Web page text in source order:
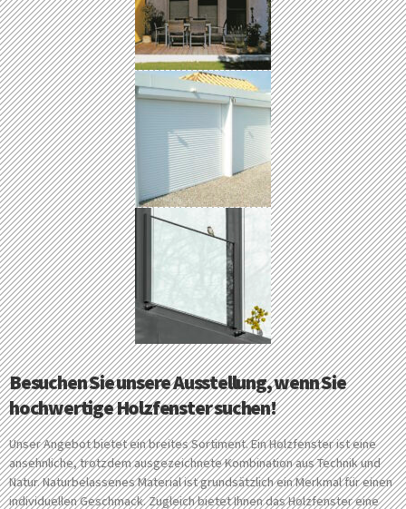
Besuchen Sie unsere Ausstellung, wenn Sie
hochwertige Holzfenster suchen!
Unser Angebot bietet ein breites Sortiment. Ein Holzfenster ist eine
ansehnliche, trotzdem ausgezeichnete Kombination aus Technik und
Natur. Naturbelassenes Material ist grundsätzlich ein Merkmal für einen
individuellen Geschmack. Zugleich bietet Ihnen das Holzfenster eine